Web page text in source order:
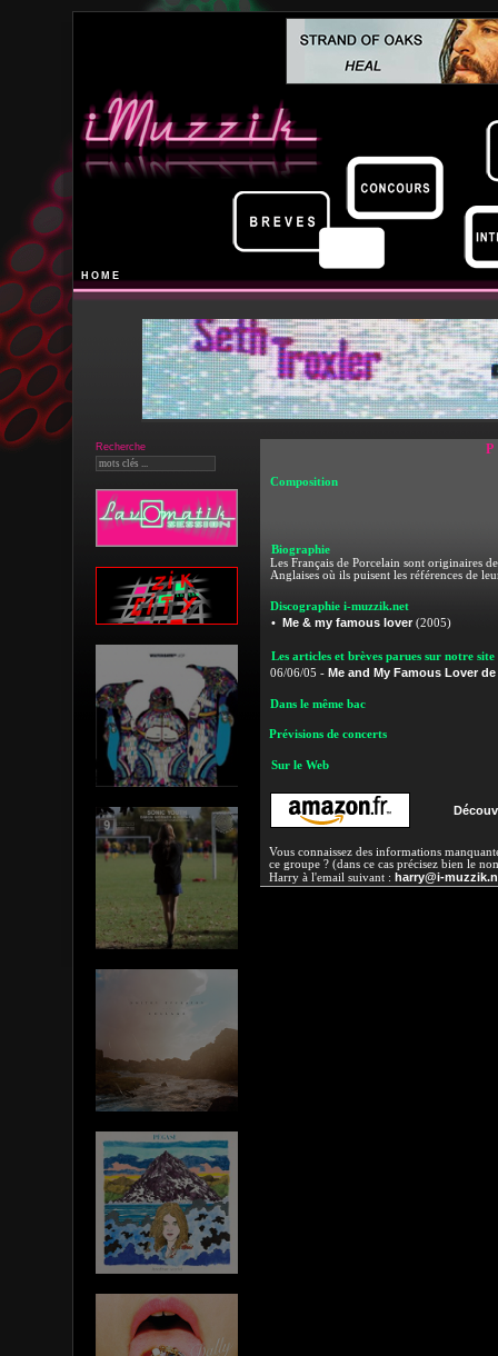
HOME
Recherche
Composition
Biographie
Les Français de Porcelain sont originaires
Anglaises où ils puisent les références de
Discographie i-muzzik.net
• Me & my famous lover(2005)
Les articles et brèves parues sur notre site
06/06/05 - Me and My Famous Lover
Dans le même bac
Prévisions de concerts
Sur le Web
Vous connaissez des informations
ce groupe ? (dans ce cas précisez bien le
Harry à l'email suivant : harry@i-